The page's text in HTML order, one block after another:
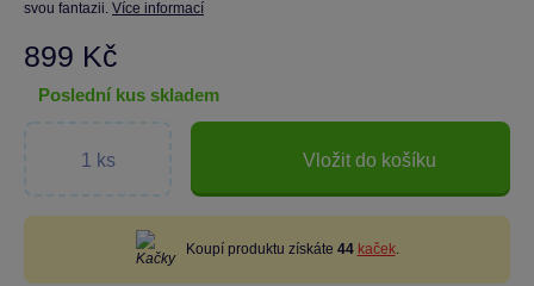
svou fantazii. Více informací
899 Kč
poslední kus skladem
Vložit do košíku
Koupí produktu získáte 44 kaček.